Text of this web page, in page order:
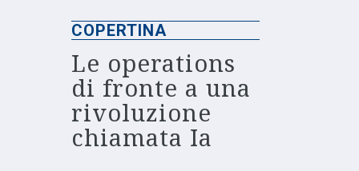
COPERTINA
Le operations
di fronte a una
rivoluzione
chiamata Ia